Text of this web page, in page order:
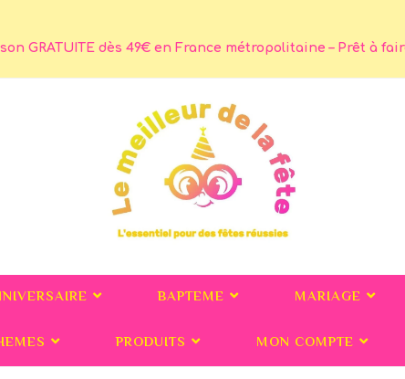
GRATUITE dès 49€ en France métropolitaine – Prêt à
BAPTEME MARIAGE
PRODUITS MON COMPTE